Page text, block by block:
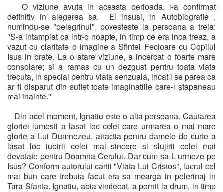
O viziune avuta in aceasta perioada, l-a confirmat
definitiv in alegerea sa. El insusi, in Autobiografie ,
numindu-se "pelegrinul", povesteste la persoana a treia:
"S-a intamplat ca intr-o noapte, in timp ce era inca treaz, a
vazut cu claritate o imagine a Sfintei Fecioare cu Copilul
Isus in brate. La o atare viziune, a incercat o foarte mare
consolare; si a ramas cu un dezgust pentru toata viata
trecuta, in special pentru viata senzuala, incat i se parea ca
ar fi disparut din suflet toate imaginatiile care-l stapaneau
mai inainte."
Din acel moment, Ignatiu este o alta persoana. Cautarea
gloriei lumesti a lasat loc celei care urmarea o mai mare
glorie a Lui Dumnezeu, atractia pentru damele de curte a
lasat loc iubirii celei mai sincere si slujirii celei mai
devotate pentru Doamna Cerului. Dar cum sa-L urmeze pe
Isus? Conform autorului cartii "Viata Lui Cristos", lucrul cel
mai bun care trebuia facut era sa mearga in pelerinaj in
Tara Sfanta. Ignatiu, abia vindecat, a pornit la drum, in timp